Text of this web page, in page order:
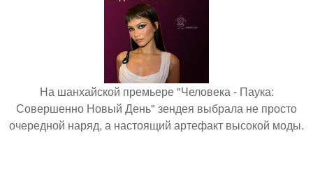
На шанхайской премьере "Человека - Паука:
Совершенно Новый День" зендея выбрала не просто
очередной наряд, а настоящий артефакт высокой моды.